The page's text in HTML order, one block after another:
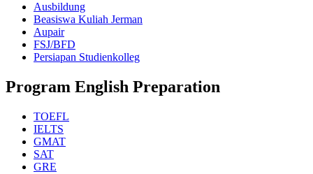
Ausbildung
Beasiswa Kuliah Jerman
Aupair
FSJ/BFD
Persiapan Studienkolleg
Program English Preparation
TOEFL
IELTS
GMAT
SAT
GRE